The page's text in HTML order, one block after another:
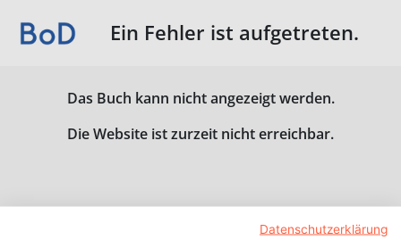
Ein Fehler ist aufgetreten.
Das Buch kann nicht angezeigt werden.
Die Website ist zurzeit nicht erreichbar.
Datenschutzerklärung